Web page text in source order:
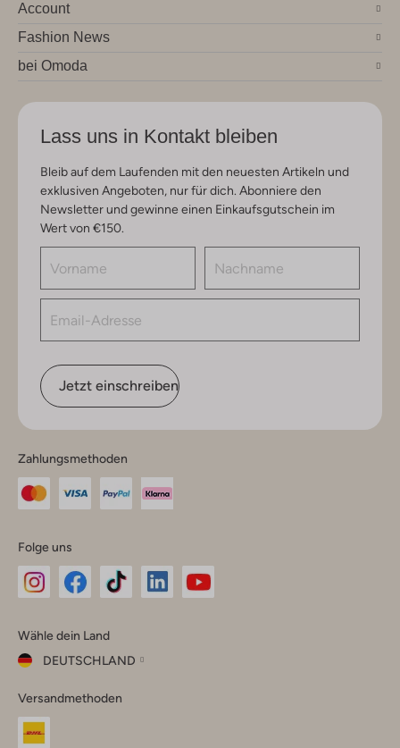
Account
Fashion News
bei Omoda
Lass uns in Kontakt bleiben
Bleib auf dem Laufenden mit den neuesten Artikeln und
exklusiven Angeboten, nur für dich. Abonniere den
Newsletter und gewinne einen Einkaufsgutschein im
Wert von €150.
Jetzt einschreiben
Zahlungsmethoden
Folge uns
Instagram
Facebook
TikTok
Wähle dein Land
DEUTSCHLAND
dein
Land
Versandmethoden